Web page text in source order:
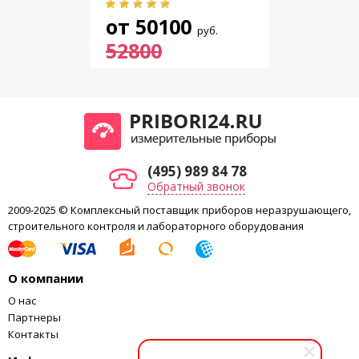
от 50100 руб.
52800
(495) 989 84 78
Обратный звонок
2009-2025 © Комплексный поставщик приборов неразрушающего,
строительного контроля и лабораторного оборудования
О компании
О нас
Партнеры
Контакты